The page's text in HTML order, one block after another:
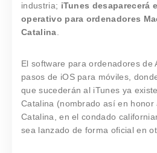
industria; iTunes desaparecerá
operativo para ordenadores
Catalina
El software para ordenadores de
pasos de iOS para móviles,
que sucederán al iTunes ya
Catalina (nombrado así en honor
Catalina, en el condado
sea lanzado de forma oficial en